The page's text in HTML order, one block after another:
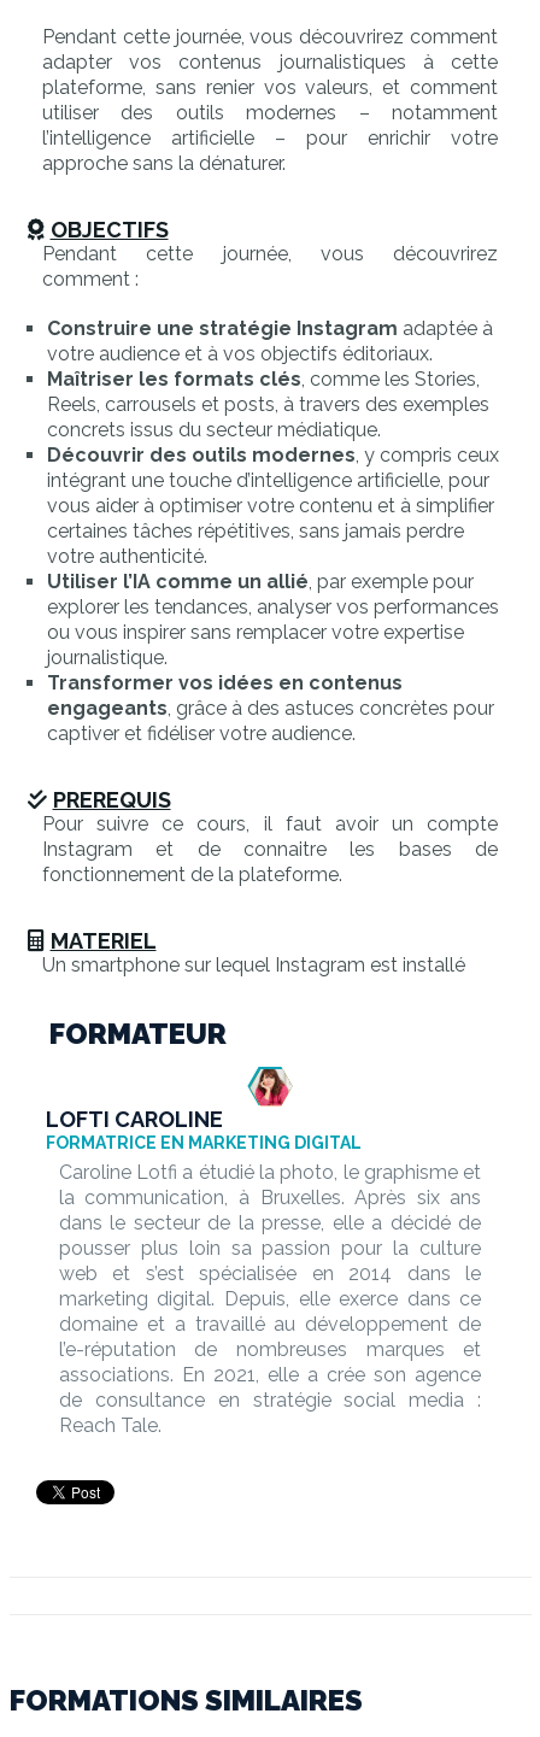
Pendant cette journée, vous découvrirez comment
adapter vos contenus journalistiques à cette
plateforme, sans renier vos valeurs, et comment
utiliser des outils modernes – notamment
l’intelligence artificielle – pour enrichir votre
approche sans la dénaturer.
OBJECTIFS
Pendant cette journée, vous découvrirez
comment :
Construire une stratégie Instagram adaptée à
votre audience et à vos objectifs éditoriaux.
Maîtriser les formats clés, comme les Stories,
Reels, carrousels et posts, à travers des exemples
concrets issus du secteur médiatique.
Découvrir des outils modernes, y compris ceux
intégrant une touche d’intelligence artificielle, pour
vous aider à optimiser votre contenu et à simplifier
certaines tâches répétitives, sans jamais perdre
votre authenticité.
Utiliser l’IA comme un allié, par exemple pour
explorer les tendances, analyser vos performances
ou vous inspirer sans remplacer votre expertise
journalistique.
Transformer vos idées en contenus
engageants, grâce à des astuces concrètes pour
captiver et fidéliser votre audience.
PREREQUIS
Pour suivre ce cours, il faut avoir un compte
Instagram et de connaitre les bases de
fonctionnement de la plateforme.
MATERIEL
Un smartphone sur lequel Instagram est installé
FORMATEUR
LOFTI CAROLINE
FORMATRICE EN MARKETING DIGITAL
Caroline Lotfi a étudié la photo, le graphisme et
la communication, à Bruxelles. Après six ans
dans le secteur de la presse, elle a décidé de
pousser plus loin sa passion pour la culture
web et s’est spécialisée en 2014 dans le
marketing digital. Depuis, elle exerce dans ce
domaine et a travaillé au développement de
l’e-réputation de nombreuses marques et
associations. En 2021, elle a crée son agence
de consultance en stratégie social media :
Reach Tale.
FORMATIONS SIMILAIRES